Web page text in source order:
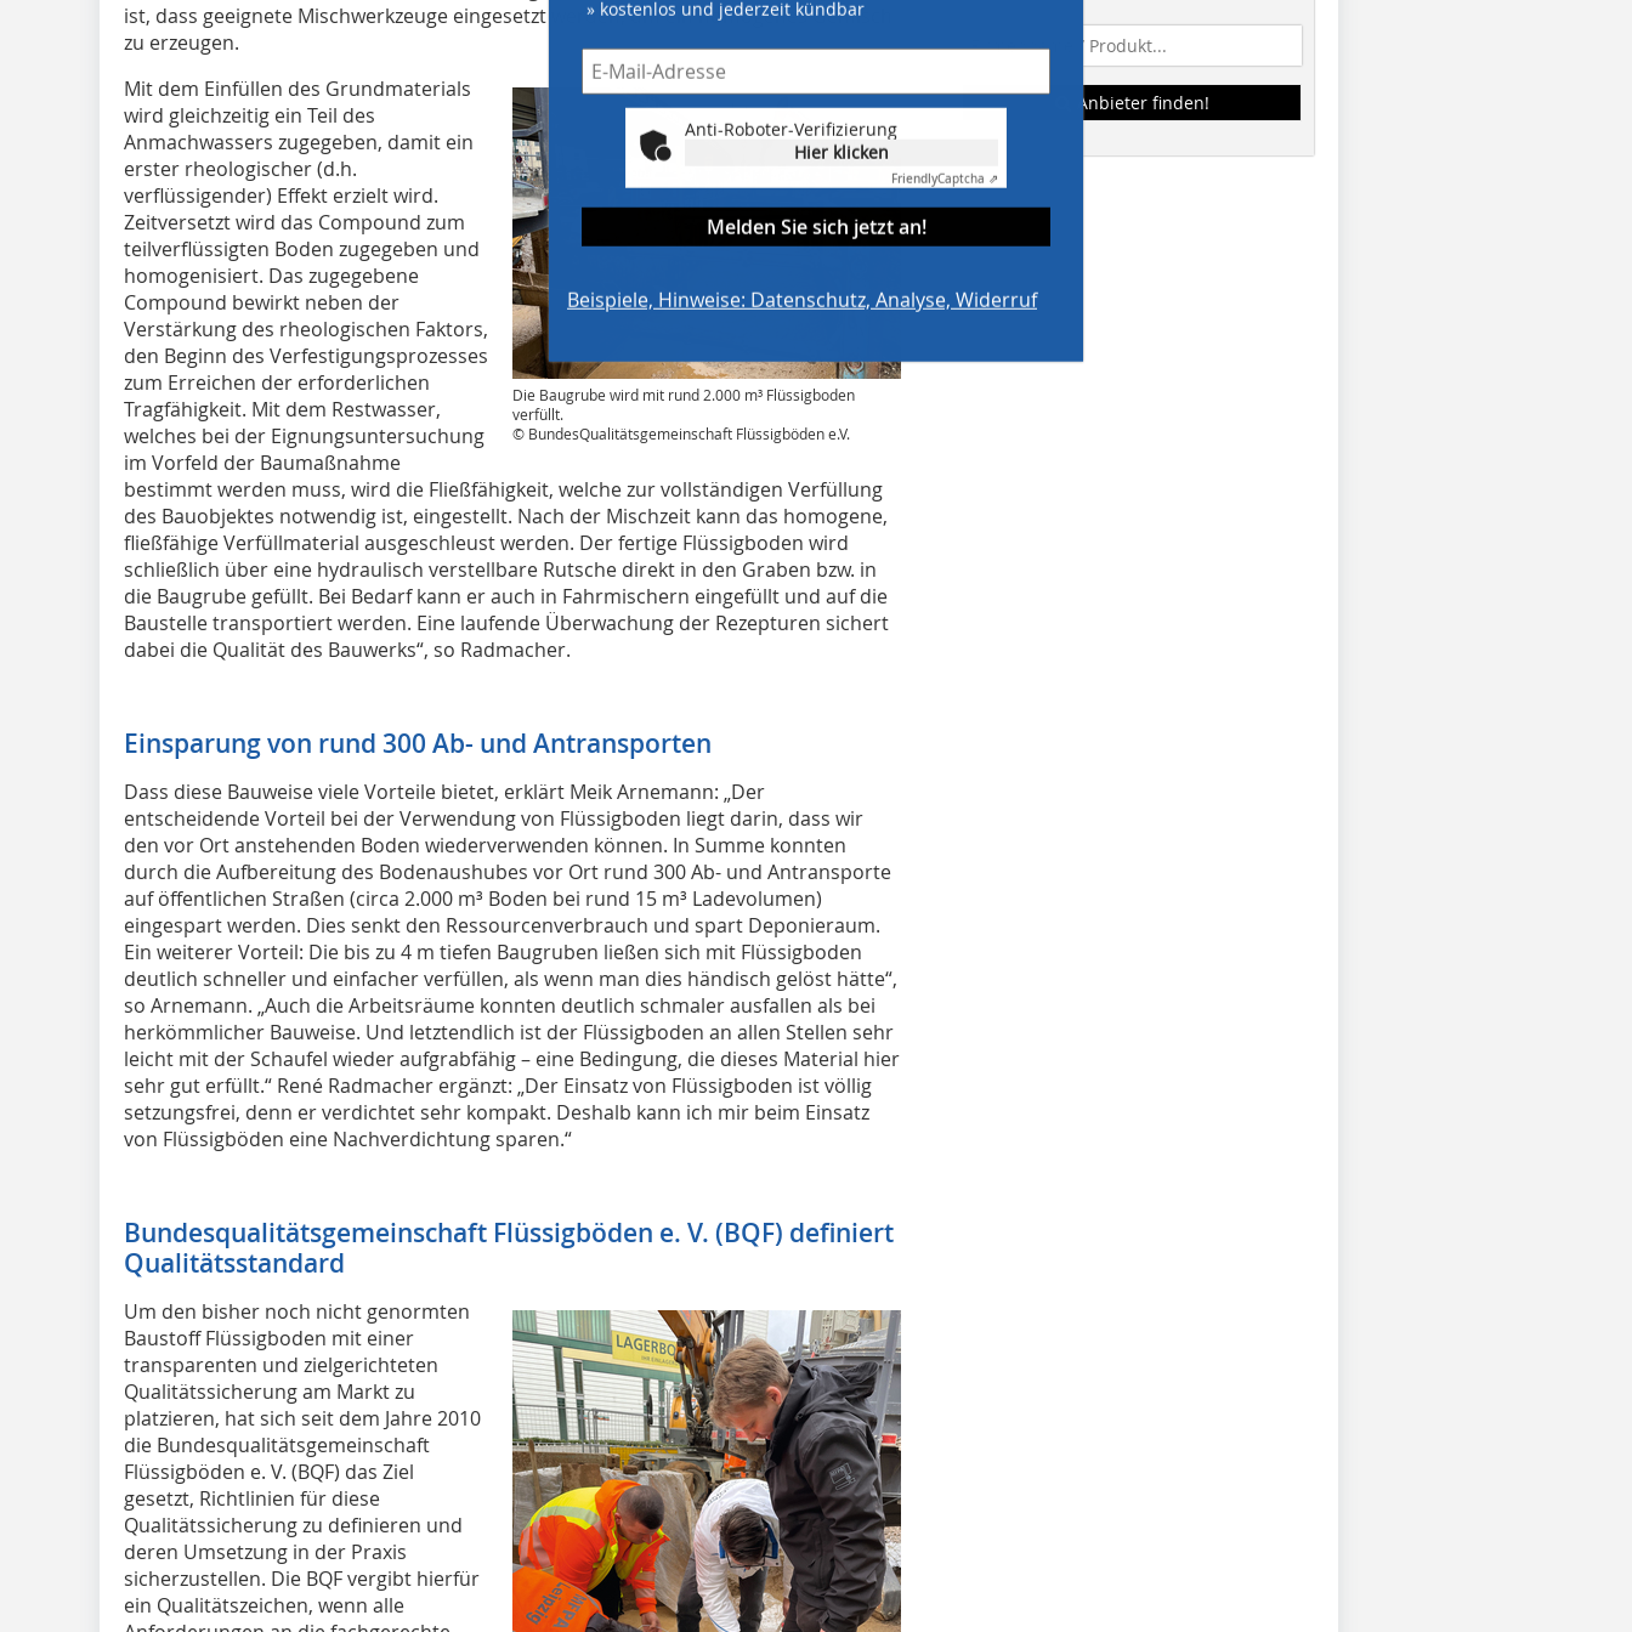
ist, dass geeignete Mischwerkzeuge eingesetzt werden, um ein homogenes Gemisch
zu erzeugen.
Die Baugrube wird mit rund 2.000 m³ Flüssigboden
verfüllt.
© BundesQualitätsgemeinschaft Flüssigböden e.V.
Mit dem Einfüllen des Grundmaterials
wird gleichzeitig ein Teil des
Anmachwassers zugegeben, damit ein
erster rheologischer (d.h.
verflüssigender) Effekt erzielt wird.
Zeitversetzt wird das Compound zum
teilverflüssigten Boden zugegeben und
homogenisiert. Das zugegebene
Compound bewirkt neben der
Verstärkung des rheologischen Faktors,
den Beginn des Verfestigungsprozesses
zum Erreichen der erforderlichen
Tragfähigkeit. Mit dem Restwasser,
welches bei der Eignungsuntersuchung
im Vorfeld der Baumaßnahme
bestimmt werden muss, wird die Fließfähigkeit, welche zur vollständigen Verfüllung
des Bauobjektes notwendig ist, eingestellt. Nach der Mischzeit kann das homogene,
fließfähige Verfüllmaterial ausgeschleust werden. Der fertige Flüssigboden wird
schließlich über eine hydraulisch verstellbare Rutsche direkt in den Graben bzw. in
die Baugrube gefüllt. Bei Bedarf kann er auch in Fahrmischern eingefüllt und auf die
Baustelle transportiert werden. Eine laufende Überwachung der Rezepturen sichert
dabei die Qualität des Bauwerks“, so Radmacher.
Einsparung von rund 300 Ab- und Antransporten
Dass diese Bauweise viele Vorteile bietet, erklärt Meik Arnemann: „Der
entscheidende Vorteil bei der Verwendung von Flüssigboden liegt darin, dass wir
den vor Ort anstehenden Boden wiederverwenden können. In Summe konnten
durch die Aufbereitung des Bodenaushubes vor Ort rund 300 Ab- und Antransporte
auf öffentlichen Straßen (circa 2.000 m³ Boden bei rund 15 m³ Ladevolumen)
eingespart werden. Dies senkt den Ressourcenverbrauch und spart Deponieraum.
Ein weiterer Vorteil: Die bis zu 4 m tiefen Baugruben ließen sich mit Flüssigboden
deutlich schneller und einfacher verfüllen, als wenn man dies händisch gelöst hätte“,
so Arnemann. „Auch die Arbeitsräume konnten deutlich schmaler ausfallen als bei
herkömmlicher Bauweise. Und letztendlich ist der Flüssigboden an allen Stellen sehr
leicht mit der Schaufel wieder aufgrabfähig – eine Bedingung, die dieses Material hier
sehr gut erfüllt.“ René Radmacher ergänzt: „Der Einsatz von Flüssigboden ist völlig
setzungsfrei, denn er verdichtet sehr kompakt. Deshalb kann ich mir beim Einsatz
von Flüssigböden eine Nachverdichtung sparen.“
Bundesqualitätsgemeinschaft Flüssigböden e. V. (BQF) definiert
Qualitätsstandard
Um den bisher noch nicht genormten
Baustoff Flüssigboden mit einer
transparenten und zielgerichteten
Qualitätssicherung am Markt zu
platzieren, hat sich seit dem Jahre 2010
die Bundesqualitätsgemeinschaft
Flüssigböden e. V. (BQF) das Ziel
gesetzt, Richtlinien für diese
Qualitätssicherung zu definieren und
deren Umsetzung in der Praxis
sicherzustellen. Die BQF vergibt hierfür
ein Qualitätszeichen, wenn alle
» kostenlos und jederzeit kündbar
Anti-Roboter-Verifizierung
Hier klicken
FriendlyCaptcha ⇗
Melden Sie sich jetzt an!
Beispiele, Hinweise: Datenschutz, Analyse, Widerruf
Anbieter finden!